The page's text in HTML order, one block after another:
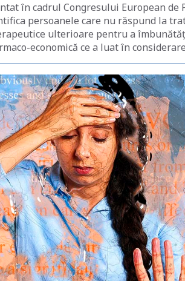
în cadrul Congresului European de
persoanele care nu răspund la
ulterioare pentru a
economică ce a luat în